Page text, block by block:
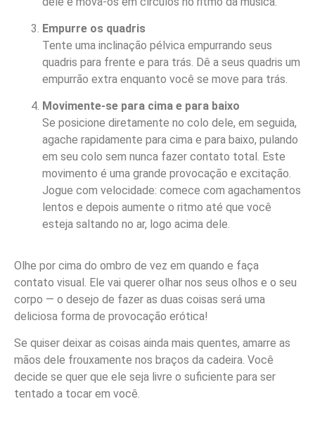
Empurre os quadris
Tente uma inclinação pélvica empurrando seus
quadris para frente e para trás. Dê a seus quadris um
empurrão extra enquanto você se move para trás.
Movimente-se para cima e para baixo
Se posicione diretamente no colo dele, em seguida,
agache rapidamente para cima e para baixo, pulando
em seu colo sem nunca fazer contato total. Este
movimento é uma grande provocação e excitação.
Jogue com velocidade: comece com agachamentos
lentos e depois aumente o ritmo até que você
esteja saltando no ar, logo acima dele.
Olhe por cima do ombro de vez em quando e faça
contato visual. Ele vai querer olhar nos seus olhos e o seu
corpo — o desejo de fazer as duas coisas será uma
deliciosa forma de provocação erótica!
Se quiser deixar as coisas ainda mais quentes, amarre as
mãos dele frouxamente nos braços da cadeira. Você
decide se quer que ele seja livre o suficiente para ser
tentado a tocar em você.